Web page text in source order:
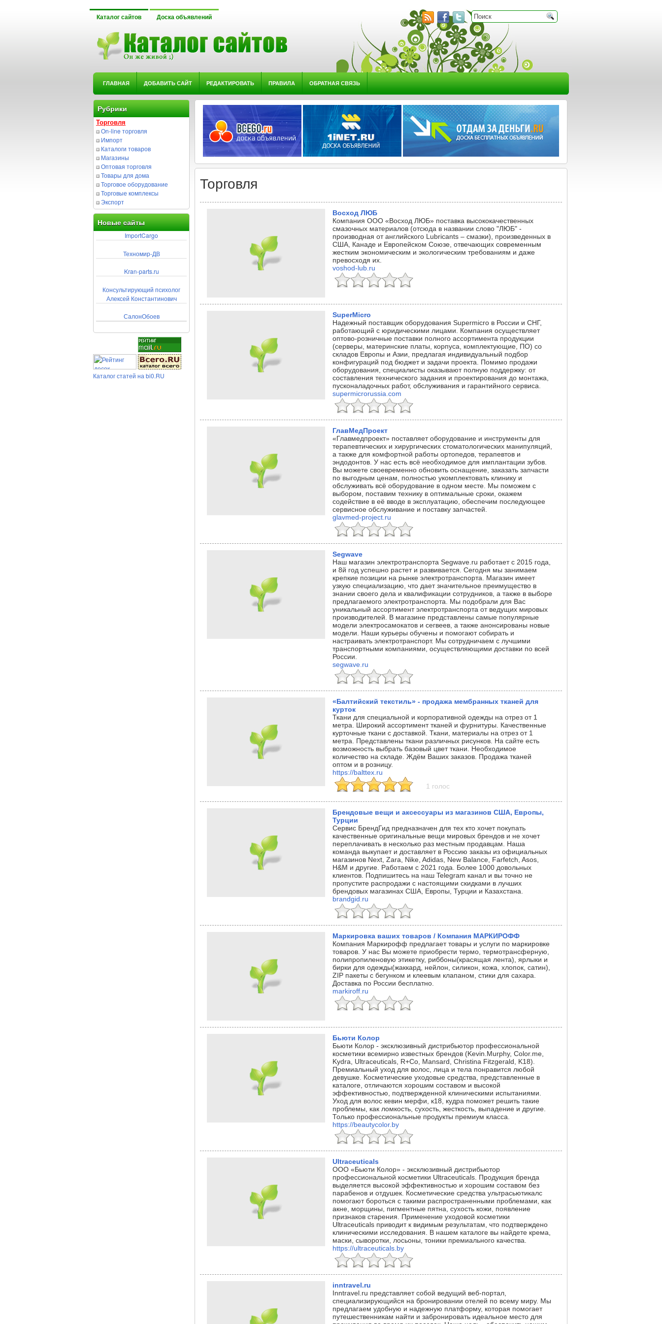
Каталог сайтов Доска объявлений
ГЛАВНАЯ ДОБАВИТЬ САЙТ РЕДАКТИРОВАТЬ ПРАВИЛА ОБРАТНАЯ СВЯЗЬ
Рубрики
Торговля
On-line торговля
Импорт
Каталоги товаров
Магазины
Оптовая торговля
Товары для дома
Торговое оборудование
Торговые комплексы
Экспорт
Новые сайты
ImportCargo
Техномир-ДВ
Kran-parts.ru
Консультирующий психолог
Алексей Константинович
СалонОбоев
Каталог статей на bi0.RU
Торговля
Восход ЛЮБ
Компания ООО «Восход ЛЮБ» поставка высококачественных
смазочных материалов (отсюда в названии слово "ЛЮБ" -
производная от английского Lubricants – смазки), произведенных в
США, Канаде и Европейском Союзе, отвечающих современным
жестким экономическим и экологическим требованиям и даже
превосходя их.
voshod-lub.ru
SuperMicro
Надежный поставщик оборудования Supermicro в России и СНГ,
работающий с юридическими лицами. Компания осуществляет
оптово-розничные поставки полного ассортимента продукции
(серверы, материнские платы, корпуса, комплектующие, ПО) со
складов Европы и Азии, предлагая индивидуальный подбор
конфигураций под бюджет и задачи проекта. Помимо продажи
оборудования, специалисты оказывают полную поддержку: от
составления технического задания и проектирования до монтажа,
пусконаладочных работ, обслуживания и гарантийного сервиса.
supermicrorussia.com
ГлавМедПроект
«Главмедпроект» поставляет оборудование и инструменты для
терапевтических и хирургических стоматологических манипуляций,
а также для комфортной работы ортопедов, терапевтов и
эндодонтов. У нас есть всё необходимое для имплантации зубов.
Вы можете своевременно обновить оснащение, заказать запчасти
по выгодным ценам, полностью укомплектовать клинику и
обслуживать всё оборудование в одном месте. Мы поможем с
выбором, поставим технику в оптимальные сроки, окажем
содействие в её вводе в эксплуатацию, обеспечим последующее
сервисное обслуживание и поставку запчастей.
glavmed-project.ru
Segwave
Наш магазин электротранспорта Segwave.ru работает с 2015 года,
и 8й год успешно растет и развивается. Сегодня мы занимаем
крепкие позиции на рынке электротранспорта. Магазин имеет
узкую специализацию, что дает значительное преимущество в
знании своего дела и квалификации сотрудников, а также в выборе
предлагаемого электротранспорта. Мы подобрали для Вас
уникальный ассортимент электротранспорта от ведущих мировых
производителей. В магазине представлены самые популярные
модели электросамокатов и сегвеев, а также анонсированы новые
модели. Наши курьеры обучены и помогают собирать и
настраивать электротранспорт. Мы сотрудничаем с лучшими
транспортными компаниями, осуществляющими доставки по всей
России.
segwave.ru
«Балтийский текстиль» - продажа мембранных тканей для
курток
Ткани для специальной и корпоративной одежды на отрез от 1
метра. Широкий ассортимент тканей и фурнитуры. Качественные
курточные ткани с доставкой. Ткани, материалы на отрез от 1
метра. Представлены ткани различных рисунков. На сайте есть
возможность выбрать базовый цвет ткани. Необходимое
количество на складе. Ждём Ваших заказов. Продажа тканей
оптом и в розницу.
https://balttex.ru
1 голос
Брендовые вещи и аксессуары из магазинов США, Европы,
Турции
Cервис БрендГид предназначен для тех кто хочет покупать
качественные оригинальные вещи мировых брендов и не хочет
переплачивать в несколько раз местным продавцам. Наша
команда выкупает и доставляет в Россию заказы из официальных
магазинов Next, Zara, Nike, Adidas, New Balance, Farfetch, Asos,
H&M и другие. Работаем с 2021 года. Более 1000 довольных
клиентов. Подпишитесь на наш Telegram канал и вы точно не
пропустите распродажи с настоящими скидками в лучших
брендовых магазинах США, Европы, Турции и Казахстана.
brandgid.ru
Маркировка ваших товаров / Компания МАРКИРОФФ
Компания Маркирофф предлагает товары и услуги по маркировке
товаров. У нас Вы можете приобрести термо, термотрансферную,
полипропиленовую этикетку, риббоны(красящая лента), ярлыки и
бирки для одежды(жаккард, нейлон, силикон, кожа, хлопок, сатин),
ZIP пакеты с бегунком и клеевым клапаном, стики для сахара.
Доставка по России бесплатно.
markiroff.ru
Бьюти Колор
Бьюти Колор - эксклюзивный дистрибьютор профессиональной
косметики всемирно известных брендов (Kevin.Murphy, Color.me,
Kydra, Ultraceuticals, R+Co, Mansard, Christina Fitzgerald, K18).
Премиальный уход для волос, лица и тела понравится любой
девушке. Косметические уходовые средства, представленные в
каталоге, отличаются хорошим составом и высокой
эффективностью, подтвержденной клиническими испытаниями.
Уход для волос кевин мерфи, к18, кудра поможет решить такие
проблемы, как ломкость, сухость, жесткость, выпадение и другие.
Только профессиональные продукты премиум класса.
https://beautycolor.by
Ultraceuticals
ООО «Бьюти Колор» - эксклюзивный дистрибьютор
профессиональной косметики Ultraceuticals. Продукция бренда
выделяется высокой эффективностью и хорошим составом без
парабенов и отдушек. Косметические средства ультрасьютикалс
помогают бороться с такими распространенными проблемами, как
акне, морщины, пигментные пятна, сухость кожи, появление
признаков старения. Применение уходовой косметики
Ultraceuticals приводит к видимым результатам, что подтверждено
клиническими исследования. В нашем каталоге вы найдете крема,
маски, сыворотки, лосьоны, тоники премиального качества.
https://ultraceuticals.by
inntravel.ru
Inntravel.ru представляет собой ведущий веб-портал,
специализирующийся на бронировании отелей по всему миру. Мы
предлагаем удобную и надежную платформу, которая помогает
путешественникам найти и забронировать идеальное место для